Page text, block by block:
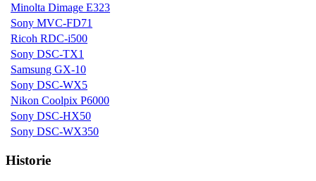
Minolta Dimage E323
Sony MVC-FD71
Ricoh RDC-i500
Sony DSC-TX1
Samsung GX-10
Sony DSC-WX5
Nikon Coolpix P6000
Sony DSC-HX50
Sony DSC-WX350
Historie